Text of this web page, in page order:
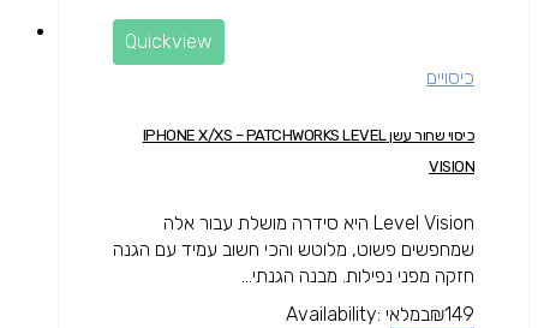
Quickview
כיסויים
כיסוי שחור עשן IPHONE X/XS – PATCHWORKS LEVEL
VISION
Level Vision היא סידרה מושלת עבור אלה
שמחפשים פשוט, מלוטש והכי חשוב עמיד עם הגנה
חזקה מפני נפילות. מבנה הגנתי...
₪149
Availability: במלאי